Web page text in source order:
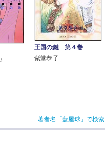
王国の鍵 第４巻
紫堂恭子
著者名「藍屋球」で検索